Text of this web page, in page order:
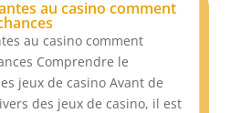
au casino comment
au casino comment
Comprendre le
jeux de casino Avant de
des jeux de casino, il est